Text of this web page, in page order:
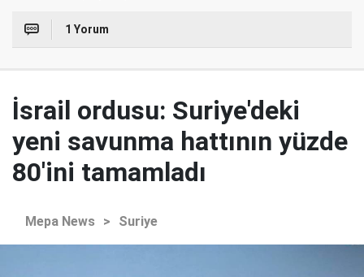
1 Yorum
İsrail ordusu: Suriye'deki
yeni savunma hattının yüzde
80'ini tamamladı
Mepa News > Suriye